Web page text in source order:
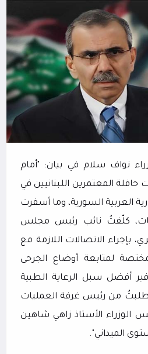
نواف سلام في بيان: "أمام
حافلة المعتمرين اللبنانيين في
العربية السورية، وما أسفرت
كلّفتُ نائب رئيس مجلس
بإجراء الاتصالات اللازمة مع
لمتابعة أوضاع الجرحى
أفضل سبل الرعاية الطبية
من رئيس غرفة العمليات
الوزراء الأستاذ زاهي شاهين
الميداني".